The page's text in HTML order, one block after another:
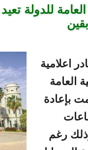
العامة للدولة
اعلامية
العامة
بإعادة
رغم